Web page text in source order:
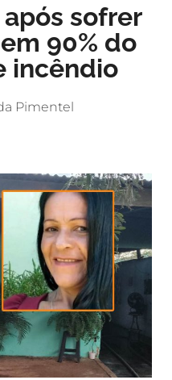
sofrer
90% do
incêndio
Pimentel